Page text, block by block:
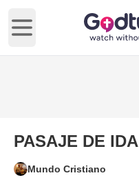
Open main menu
PASAJE DE IDA
Mundo Cristiano